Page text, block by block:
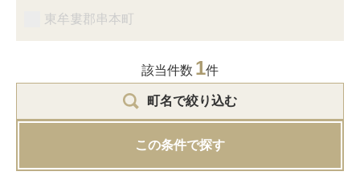
東牟婁郡串本町
該当件数 1件
町名で絞り込む
この条件で探す